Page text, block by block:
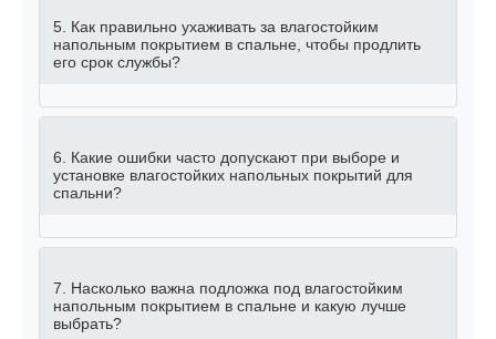
5. Как правильно ухаживать за влагостойким
напольным покрытием в спальне, чтобы продлить
его срок службы?
6. Какие ошибки часто допускают при выборе и
установке влагостойких напольных покрытий для
спальни?
7. Насколько важна подложка под влагостойким
напольным покрытием в спальне и какую лучше
выбрать?